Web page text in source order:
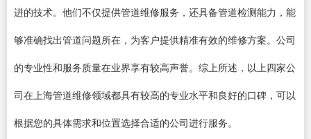
进的技术。他们不仅提供管道维修服务，还具备管道检测能力，能
够准确找出管道问题所在，为客户提供精准有效的维修方案。公司
的专业性和服务质量在业界享有较高声誉。综上所述，以上四家公
司在上海管道维修领域都具有较高的专业水平和良好的口碑，可以
根据您的具体需求和位置选择合适的公司进行服务。